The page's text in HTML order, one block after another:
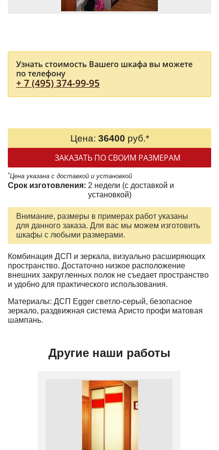
Узнать стоимость Вашего шкафа вы можете
по телефону
+ 7 (495) 374-99-95
Цена: 36400 руб.*
ЗАКАЗАТЬ ПО СВОИМ РАЗМЕРАМ
*Цена указана с доставкой и установкой
Срок изготовления: 2 недели (с доставкой и
установкой)
Внимание, размеры в примерах работ указаны
для данного заказа. Для вас мы можем изготовить
шкафы с любыми размерами.
Комбинация ДСП и зеркала, визуально расширяющих
пространство. Достаточно низкое расположение
внешних закругленных полок не съедает пространство
и удобно для практического использования.
Материалы: ДСП Egger светло-серый, безопасное
зеркало, раздвижная система Аристо профи матовая
шампань.
Другие наши работы